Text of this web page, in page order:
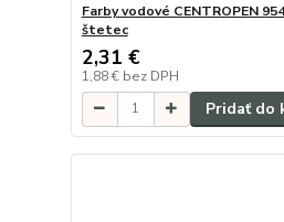
Farby vodové CENTROPEN
štetec
2,31 €
1,88 € bez DPH
Pridať do